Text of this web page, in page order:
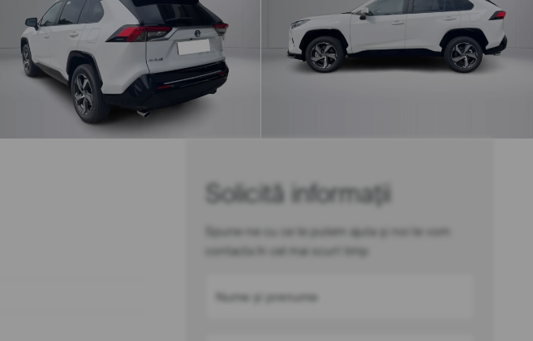
Solicită informații
Spune-ne cu ce te putem ajuta și noi te vom
contacta în cel mai scurt timp
Nume și prenume